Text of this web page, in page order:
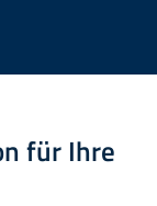
für Ihre